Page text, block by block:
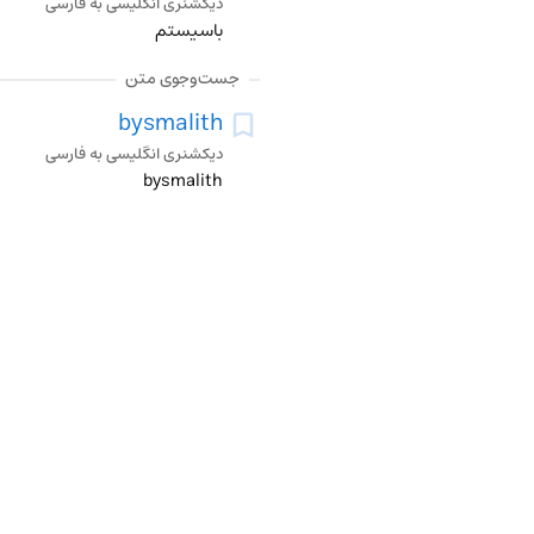
باسیستم
جست‌وجوی متن
bysmalith
دیکشنری انگلیسی به فارسی
bysmalith